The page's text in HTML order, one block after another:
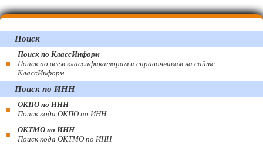
Поиск
Поиск по КлассИнформ
Поиск по всем классификаторам и справочникам на сайте
КлассИнформ
Поиск по ИНН
ОКПО по ИНН
Поиск кода ОКПО по ИНН
ОКТМО по ИНН
Поиск кода ОКТМО по ИНН